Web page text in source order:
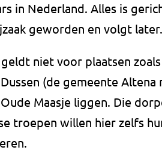
in Nederland. Alles is
geworden en volgt later.
niet voor plaatsen zoals
(de gemeente Altena
Maasje liggen. Die
troepen willen hier zelfs